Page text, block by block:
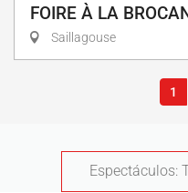
FOIRE À LA
Saillagouse
1
Espectáculos: